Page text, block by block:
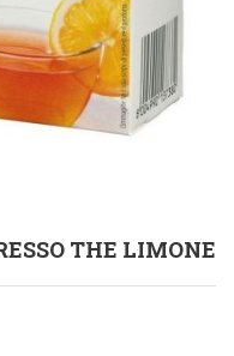
THE LIMONE